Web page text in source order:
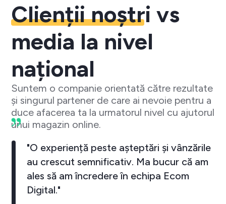
Clienții noștri vs
media la nivel
național
Suntem o companie orientată către rezultate
și singurul partener de care ai nevoie pentru a
duce afacerea ta la urmatorul nivel cu ajutorul
unui magazin online.
"O experiență peste așteptări și vânzările
au crescut semnificativ. Ma bucur că am
ales să am încredere în echipa Ecom
Digital."